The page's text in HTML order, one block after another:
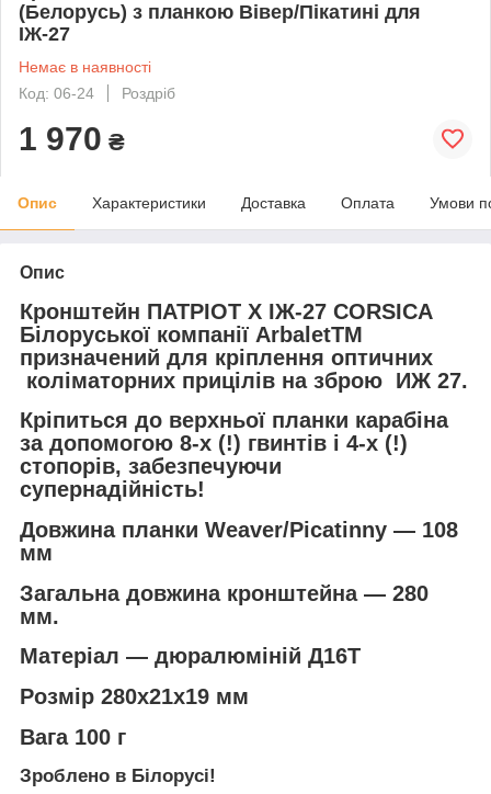
(Белорусь) з планкою Вівер/Пікатині для
ІЖ-27
Немає в наявності
Код: 06-24
Роздріб
1 970 ₴
Опис Характеристики Доставка Оплата Умови
Опис
Кронштейн ПАТРІОТ Х ІЖ-27 CORSICA
Білоруської компанії ArbaletTM
призначений для кріплення оптичних
коліматорних прицілів на зброю ИЖ 27.
Кріпиться до верхньої планки карабіна
за допомогою 8-х (!) гвинтів і 4-х (!)
стопорів, забезпечуючи
супернадійність!
Довжина планки Weaver/Picatinny — 108
мм
Загальна довжина кронштейна — 280
мм.
Матеріал — дюралюміній Д16Т
Розмір 280х21х19 мм
Вага 100 г
Зроблено в Білорусі!